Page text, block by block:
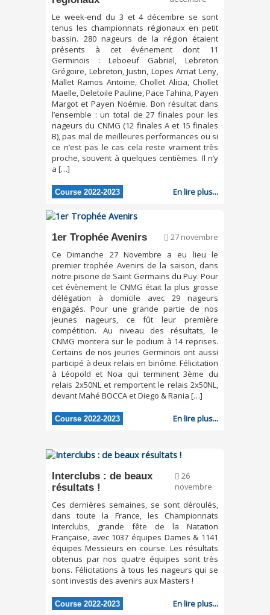
Le week-end du 3 et 4 décembre se sont
tenus les championnats régionaux en petit
bassin. 280 nageurs de la région étaient
présents à cet événement dont 11
Germinois : Leboeuf Gabriel, Lebreton
Grégoire, Lebreton, Justin, Lopes Arriat Leny,
Mallet Ramos Antoine, Chollet Alicia, Chollet
Maelle, Deletoile Pauline, Pace Tahina, Payen
Margot et Payen Noémie. Bon résultat dans
l’ensemble : un total de 27 finales pour les
nageurs du CNMG (12 finales A et 15 finales
B), pas mal de meilleures performances ou si
ce n’est pas le cas cela reste vraiment très
proche, souvent à quelques centièmes. Il n’y
a […]
Course 2022-2023 En lire plus...
1er Trophée Avenirs
27 novembre
Ce Dimanche 27 Novembre a eu lieu le
premier trophée Avenirs de la saison, dans
notre piscine de Saint Germains du Puy. Pour
cet évènement le CNMG était la plus grosse
délégation à domicile avec 29 nageurs
engagés. Pour une grande partie de nos
jeunes nageurs, ce fût leur première
compétition. Au niveau des résultats, le
CNMG montera sur le podium à 14 reprises.
Certains de nos jeunes Germinois ont aussi
participé à deux relais en binôme. Félicitation
à Léopold et Noa qui terminent 3ème du
relais 2x50NL et remportent le relais 2x50NL,
devant Mahé BOCCA et Diego & Rania […]
Course 2022-2023 En lire plus...
Interclubs : de beaux
résultats !
26
novembre
Ces dernières semaines, se sont déroulés,
dans toute la France, les Championnats
Interclubs, grande fête de la Natation
Française, avec 1037 équipes Dames & 1141
équipes Messieurs en course. Les résultats
obtenus par nos quatre équipes sont très
bons. Félicitations à tous les nageurs qui se
sont investis des avenirs aux Masters !
Course 2022-2023 En lire plus...